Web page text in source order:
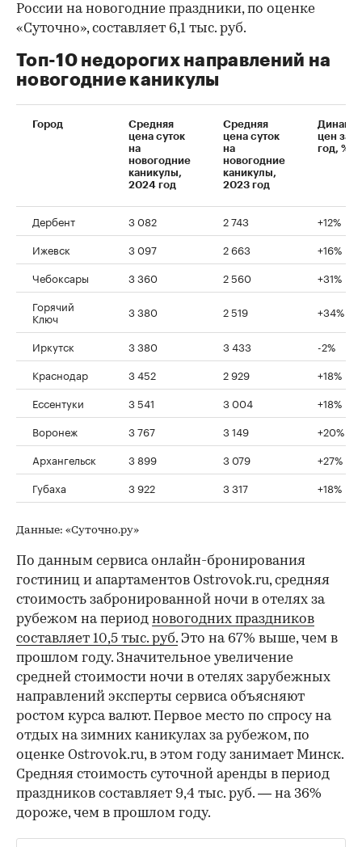
00:00 / 00:00
России на новогодние праздники, по оценке
«Суточно», составляет 6,1 тыс. руб.
Топ-10 недорогих направлений на
новогодние каникулы
Город
Средняя
цена суток
на
новогодние
каникулы,
2024 год
Средняя
цена суток
на
новогодние
каникулы,
2023 год
цен за
год, %
Дербент 3 082 2 743
+12%
Ижевск
3 097 2 663
+16%
Чебоксары
3 360 2 560
+31%
Горячий
Ключ 3 380 2 519 +34%
Иркутск 3 380 3 433
-2%
Краснодар
3 452 2 929
+18%
Ессентуки
3 541 3 004
+18%
Воронеж
3 767 3 149
+20%
Архангельск
3 899 3 079
+27%
Губаха
3 922 3 317 +18%
Данные: «Суточно.ру»
По данным сервиса онлайн-бронирования
гостиниц и апартаментов Ostrovok.ru, средняя
стоимость забронированной ночи в отелях за
рубежом на период новогодних праздников
составляет 10,5 тыс. руб. Это на 67% выше, чем в
прошлом году. Значительное увеличение
средней стоимости ночи в отелях зарубежных
направлений эксперты сервиса объясняют
ростом курса валют. Первое место по спросу на
отдых на зимних каникулах за рубежом, по
оценке Ostrovok.ru, в этом году занимает Минск.
Средняя стоимость суточной аренды в период
праздников составляет 9,4 тыс. руб. — на 36%
дороже, чем в прошлом году.